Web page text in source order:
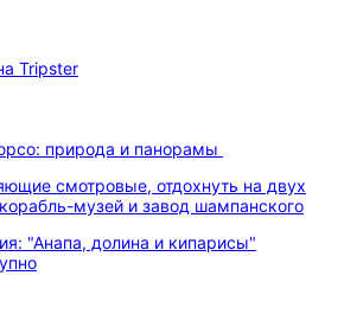
природа и панорамы
смотровые, отдохнуть на двух
музей и завод шампанского